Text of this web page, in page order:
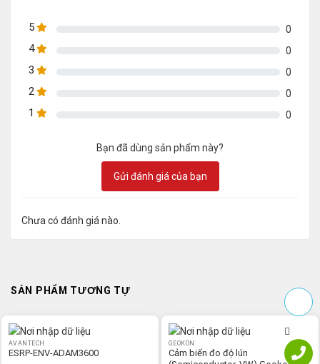
5 0
4 0
3 0
2 0
1 0
Bạn đã dùng sản phẩm này?
Gửi đánh giá của bạn
Chưa có đánh giá nào.
SẢN PHẨM TƯƠNG TỰ
AVANTECH
ESRP-ENV-ADAM3600
GEOKON
Cảm biến đo độ lún